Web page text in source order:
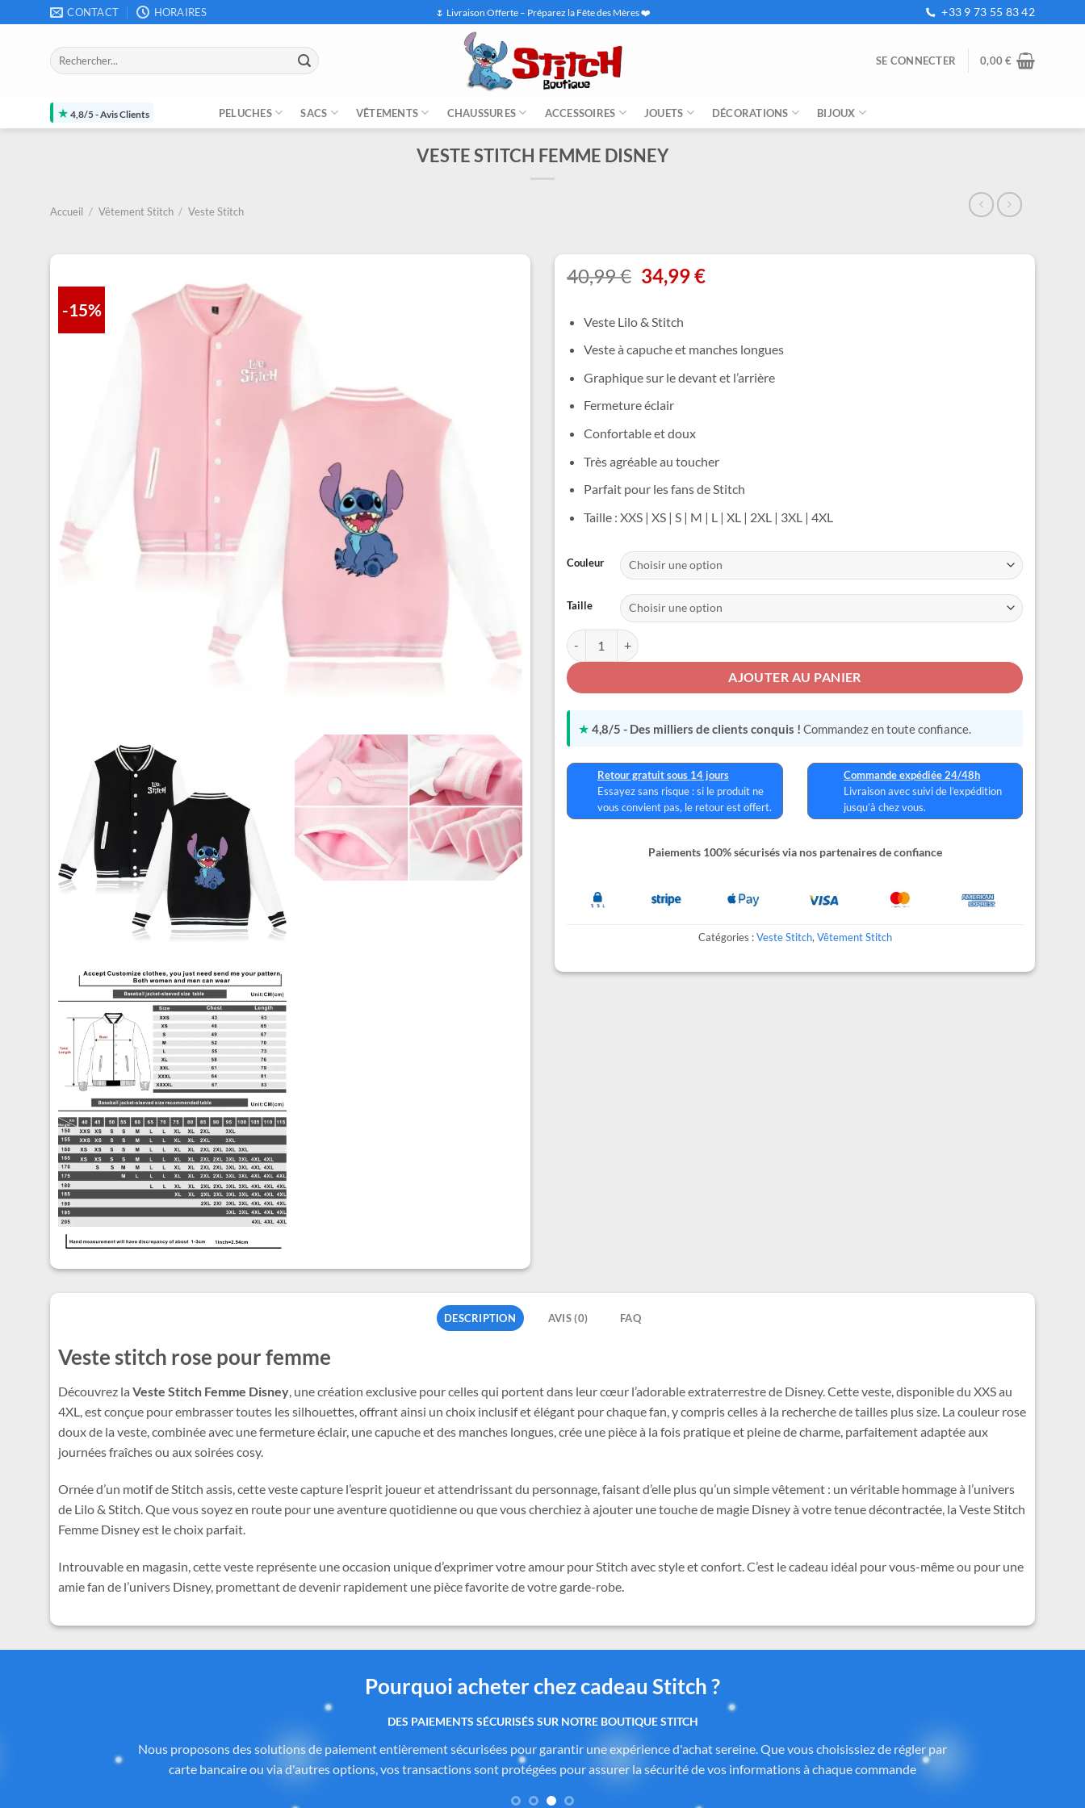
au
CONTACT HORAIRES 🌷 Livraison Offerte – Préparez la Fête des Mères ❤️ +33 9 73 55 83 42
Recherche
pour :
SE CONNECTER 0,00€
★ 4,8/5 - Avis Clients PELUCHES SACS VÊTEMENTS CHAUSSURES ACCESSOIRES JOUETS DÉCORATIONS BIJOUX
VESTE STITCH FEMME DISNEY
Accueil / Vêtement Stitch / Veste Stitch
-15%
40,99€ Le
prix
initial
était :
40,99 €.
34,99€Le
34,99 €.
Veste Lilo & Stitch
Veste à capuche et manches longues
Graphique sur le devant et l’arrière
Fermeture éclair
Confortable et doux
Très agréable au toucher
Parfait pour les fans de Stitch
Taille : XXS | XS | S | M | L | XL | 2XL | 3XL | 4XL
Couleur
Taille
quantité de Veste Stitch Femme Disney
AJOUTER AU PANIER
Alternative:
★ 4,8/5 - Des milliers de clients conquis ! Commandez en toute confiance.
Retour gratuit sous 14 jours
Essayez sans risque : si le produit ne
vous convient pas, le retour est offert.
Commande expédiée 24/48h
Livraison avec suivi de l’expédition
jusqu’à chez vous.
Paiements 100% sécurisés via nos partenaires de confiance
Catégories :Veste Stitch,Vêtement Stitch
DESCRIPTION AVIS (0) FAQ
Veste stitch rose pour femme
Découvrez la Veste Stitch Femme Disney, une création exclusive pour celles qui portent dans leur cœur l’adorable extraterrestre de Disney. Cette veste, disponible du XXS au
4XL, est conçue pour embrasser toutes les silhouettes, offrant ainsi un choix inclusif et élégant pour chaque fan, y compris celles à la recherche de tailles plus size. La couleur rose
doux de la veste, combinée avec une fermeture éclair, une capuche et des manches longues, crée une pièce à la fois pratique et pleine de charme, parfaitement adaptée aux
journées fraîches ou aux soirées cosy.
Ornée d’un motif de Stitch assis, cette veste capture l’esprit joueur et attendrissant du personnage, faisant d’elle plus qu’un simple vêtement : un véritable hommage à l’univers
de Lilo & Stitch. Que vous soyez en route pour une aventure quotidienne ou que vous cherchiez à ajouter une touche de magie Disney à votre tenue décontractée, la Veste Stitch
Femme Disney est le choix parfait.
Introuvable en magasin, cette veste représente une occasion unique d’exprimer votre amour pour Stitch avec style et confort. C’est le cadeau idéal pour vous-même ou pour une
amie fan de l’univers Disney, promettant de devenir rapidement une pièce favorite de votre garde-robe.
Pourquoi acheter chez cadeau Stitch ?
Des produits authentiques inspirés de l’univers officiel Disney®
Tous les articles proposés surCadeau-Stitch.comsont soigneusement sélectionnés auprès de fournisseurs partenaires proposant des produits sous
licence ou inspirés de l’universofficiel de Disney®. Chaque pièce reflète fidèlement l’esprit deLilo & Stitch, avec une attention particulière portée à